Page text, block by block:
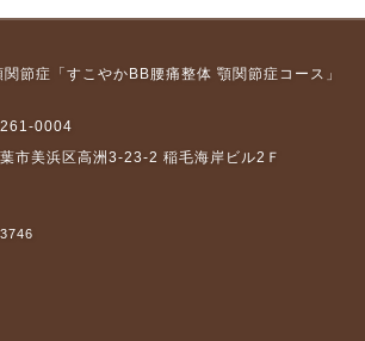
探す時に考え
整体
2018-07-17
節症「すこやかBB腰痛整体 顎関節症コース」
0004
市美浜区高洲3-23-2 稲毛海岸ビル2Ｆ